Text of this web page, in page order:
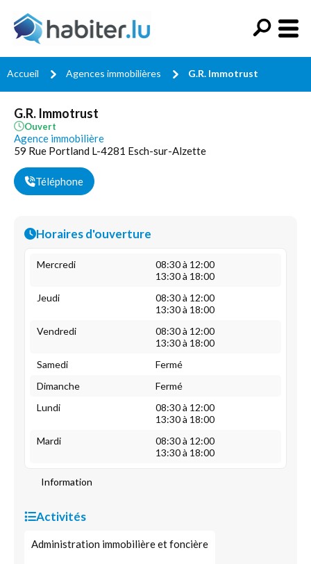
Accueil Agences immobilières G.R. Immotrust
G.R. Immotrust
Ouvert
Agence immobilière
59 Rue Portland L-4281 Esch-sur-Alzette
Téléphone
Horaires d'ouverture
Mercredi
08:30 à 12:00
13:30 à 18:00
Jeudi
08:30 à 12:00
13:30 à 18:00
Vendredi
08:30 à 12:00
13:30 à 18:00
Samedi
Fermé
Dimanche
Fermé
Lundi
08:30 à 12:00
13:30 à 18:00
Mardi
08:30 à 12:00
13:30 à 18:00
Information
Activités
Administration immobilière et foncière